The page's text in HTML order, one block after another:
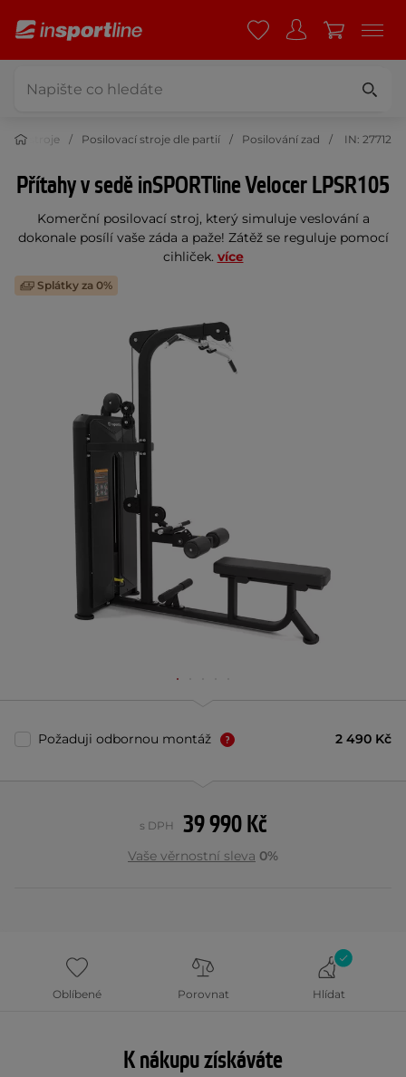
stroje Posilovací stroje dle partií Posilování zad IN: 27712
Přítahy v sedě inSPORTline Velocer LPSR105
Komerční posilovací stroj, který simuluje veslování a
dokonale posílí vaše záda a paže! Zátěž se reguluje pomocí
cihliček. více
Splátky za 0%
Požaduji odbornou montáž 2 490 Kč
39 990 Kč
s DPH
Vaše věrnostní sleva 0%
Oblíbené Porovnat Hlídat
K nákupu získáváte